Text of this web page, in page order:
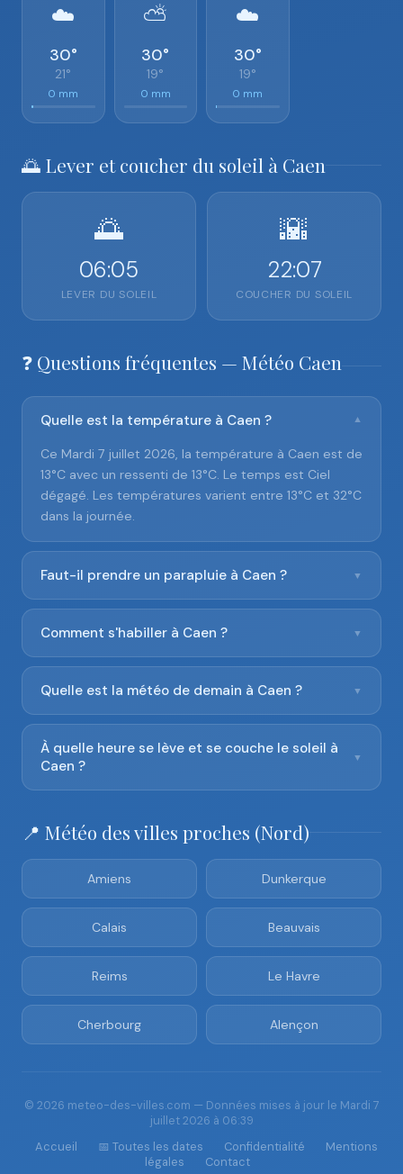
☁️
30°
21°
0 mm
⛅
30°
19°
0 mm
☁️
30°
19°
0 mm
🌅 Lever et coucher du soleil à Caen
🌅
06:05
LEVER DU SOLEIL
🌇
22:07
COUCHER DU SOLEIL
❓ Questions fréquentes — Météo Caen
Quelle est la température à Caen ? ▼
Ce Mardi 7 juillet 2026, la température à Caen est de
13°C avec un ressenti de 13°C. Le temps est Ciel
dégagé. Les températures varient entre 13°C et 32°C
dans la journée.
Faut-il prendre un parapluie à Caen ? ▼
Comment s'habiller à Caen ? ▼
Quelle est la météo de demain à Caen ? ▼
À quelle heure se lève et se couche le soleil à
Caen ?
▼
📍 Météo des villes proches (Nord)
Amiens Dunkerque
Calais Beauvais
Reims Le Havre
Cherbourg Alençon
© 2026 meteo-des-villes.com — Données mises à jour le Mardi 7
juillet 2026 à 06:39
Accueil
📅 Toutes les dates Confidentialité
Mentions
légales
Contact